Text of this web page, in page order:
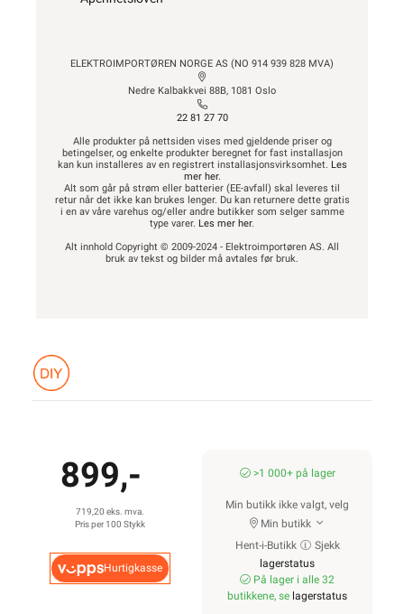
ELEKTROIMPORTØREN NORGE AS (NO 914 939 828 MVA)
Nedre Kalbakkvei 88B, 1081 Oslo
22 81 27 70
Alle produkter på nettsiden vises med gjeldende priser og
betingelser, og enkelte produkter beregnet for fast installasjon
kan kun installeres av en registrert installasjonsvirksomhet. Les
mer her.
Alt som går på strøm eller batterier (EE-avfall) skal leveres til
retur når det ikke kan brukes lenger. Du kan returnere dette gratis
i en av våre varehus og/eller andre butikker som selger samme
type varer. Les mer her.
Alt innhold Copyright © 2009-2024 - Elektroimportøren AS. All
bruk av tekst og bilder må avtales før bruk.
899,-
719,20 eks. mva.
Pris per 100 Stykk
Hurtigkasse
>1 000+ på lager
Min butikk ikke valgt, velg
Min butikk
Hent-i-Butikk
Sjekk
lagerstatus
På lager i alle 32
butikkene, se lagerstatus